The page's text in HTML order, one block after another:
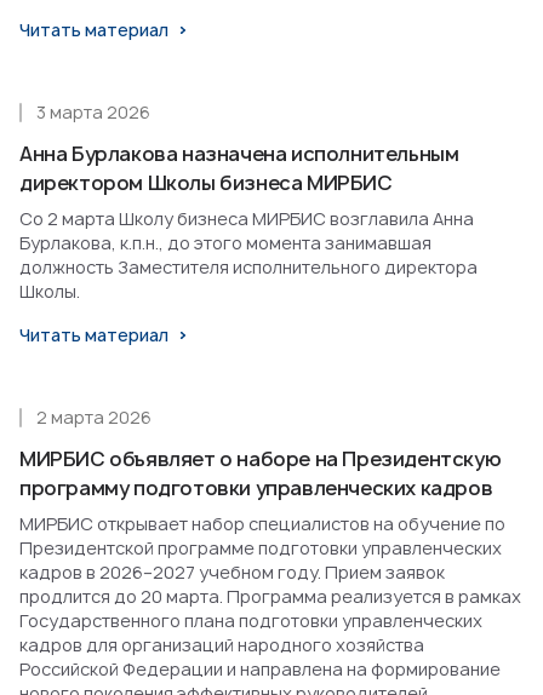
Читать материал
Анна Бурлакова назначена исполнительным
директором Школы бизнеса МИРБИС
3 марта 2026
Со 2 марта Школу бизнеса МИРБИС возглавила Анна
Бурлакова, к.п.н., до этого момента занимавшая
должность Заместителя исполнительного директора
Школы.
Читать материал
МИРБИС объявляет о наборе на Президентскую
программу подготовки управленческих кадров
2 марта 2026
МИРБИС открывает набор специалистов на обучение по
Президентской программе подготовки управленческих
кадров в 2026–2027 учебном году. Прием заявок
продлится до 20 марта. Программа реализуется в рамках
Государственного плана подготовки управленческих
кадров для организаций народного хозяйства
Российской Федерации и направлена на формирование